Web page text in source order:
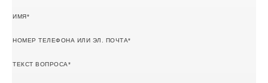
ИМЯ
НОМЕР ТЕЛЕФОНА ИЛИ ЭЛ. ПОЧТА
ТЕКСТ ВОПРОСА